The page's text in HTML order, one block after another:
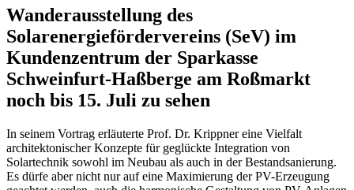
Wanderausstellung des
Solarenergiefördervereins (SeV) im
Kundenzentrum der Sparkasse
Schweinfurt-Haßberge am Roßmarkt
noch bis 15. Juli zu sehen
In seinem Vortrag erläuterte Prof. Dr. Krippner eine Vielfalt
architektonischer Konzepte für geglückte Integration von
Solartechnik sowohl im Neubau als auch in der Bestandsanierung.
Es dürfe aber nicht nur auf eine Maximierung der PV-Erzeugung